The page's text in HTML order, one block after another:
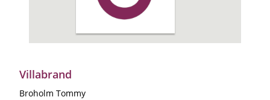
Villabrand
Broholm Tommy